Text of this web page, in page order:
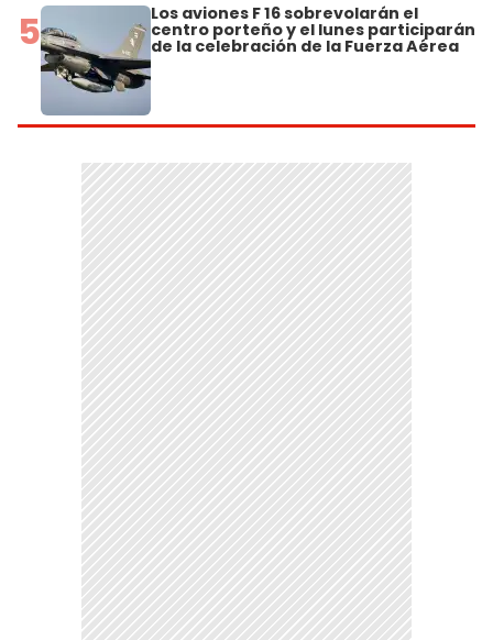
5 Los aviones F 16 sobrevolarán el
centro porteño y el lunes participarán
de la celebración de la Fuerza Aérea